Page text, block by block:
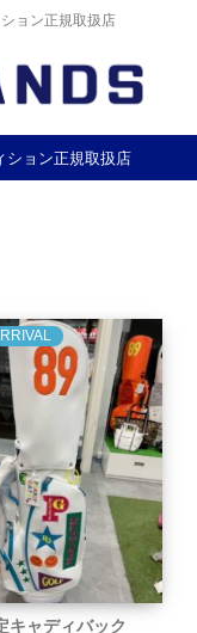
ョン正規取扱店
ション正規取扱店
キャディバック